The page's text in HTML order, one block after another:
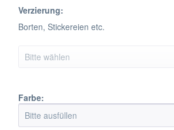
Verzierung:
Borten, Stickereien etc.
Farbe: